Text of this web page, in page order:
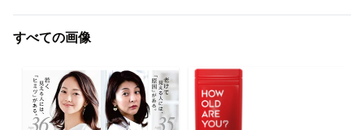
すべての画像